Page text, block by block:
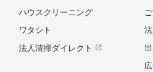
ハウスクリーニング
ワタシト
法人清掃ダイレクト